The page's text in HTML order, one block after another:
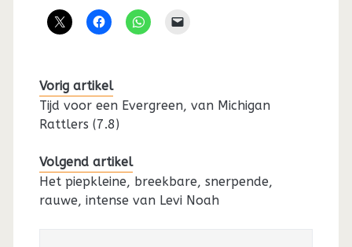
Vorig artikel
Tijd voor een Evergreen, van Michigan
Rattlers (7.8)
Volgend artikel
Het piepkleine, breekbare, snerpende,
rauwe, intense van Levi Noah